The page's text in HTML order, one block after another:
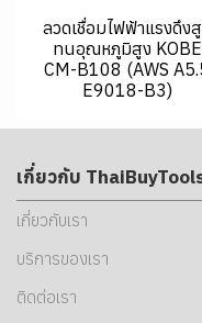
ลวดเชื่อมไฟฟ้าแรงดึง
ทนอุณหภูมิสูง KOBE
CM-B108 (AWS
E9018-B3)
เกี่ยวกับ
เกี่ยวกับเรา
บริการของเรา
ติดต่อเรา